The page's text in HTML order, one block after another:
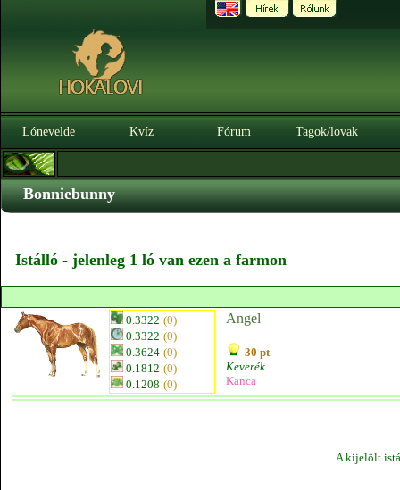
Lónevelde Kvíz Fórum Tagok/lovak
Bonniebunny
Istálló - jelenleg 1 ló van ezen a farmon
0.3322 (0)
0.3322 (0)
0.3624 (0)
0.1812 (0)
0.1208 (0)
Angel
30 pt
Keverék
Kanca
A kijelölt